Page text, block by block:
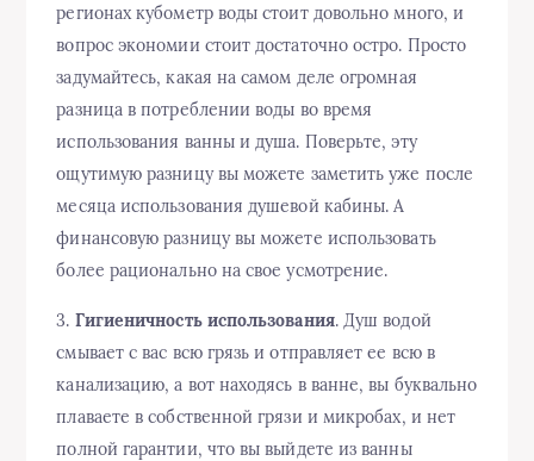
регионах кубометр воды стоит довольно много, и
вопрос экономии стоит достаточно остро. Просто
задумайтесь, какая на самом деле огромная
разница в потреблении воды во время
использования ванны и душа. Поверьте, эту
ощутимую разницу вы можете заметить уже после
месяца использования душевой кабины. А
финансовую разницу вы можете использовать
более рационально на свое усмотрение.
3. Гигиеничность использования. Душ водой
смывает с вас всю грязь и отправляет ее всю в
канализацию, а вот находясь в ванне, вы буквально
плаваете в собственной грязи и микробах, и нет
полной гарантии, что вы выйдете из ванны